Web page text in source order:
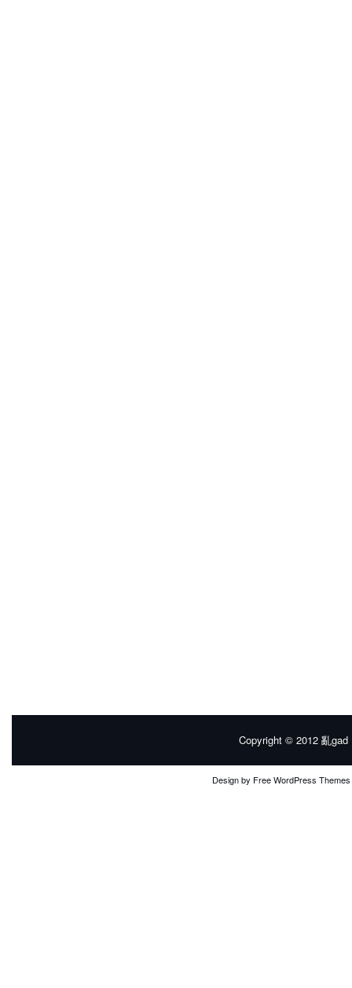
Copyright © 2012 亂gad
Design by Free WordPress Themes